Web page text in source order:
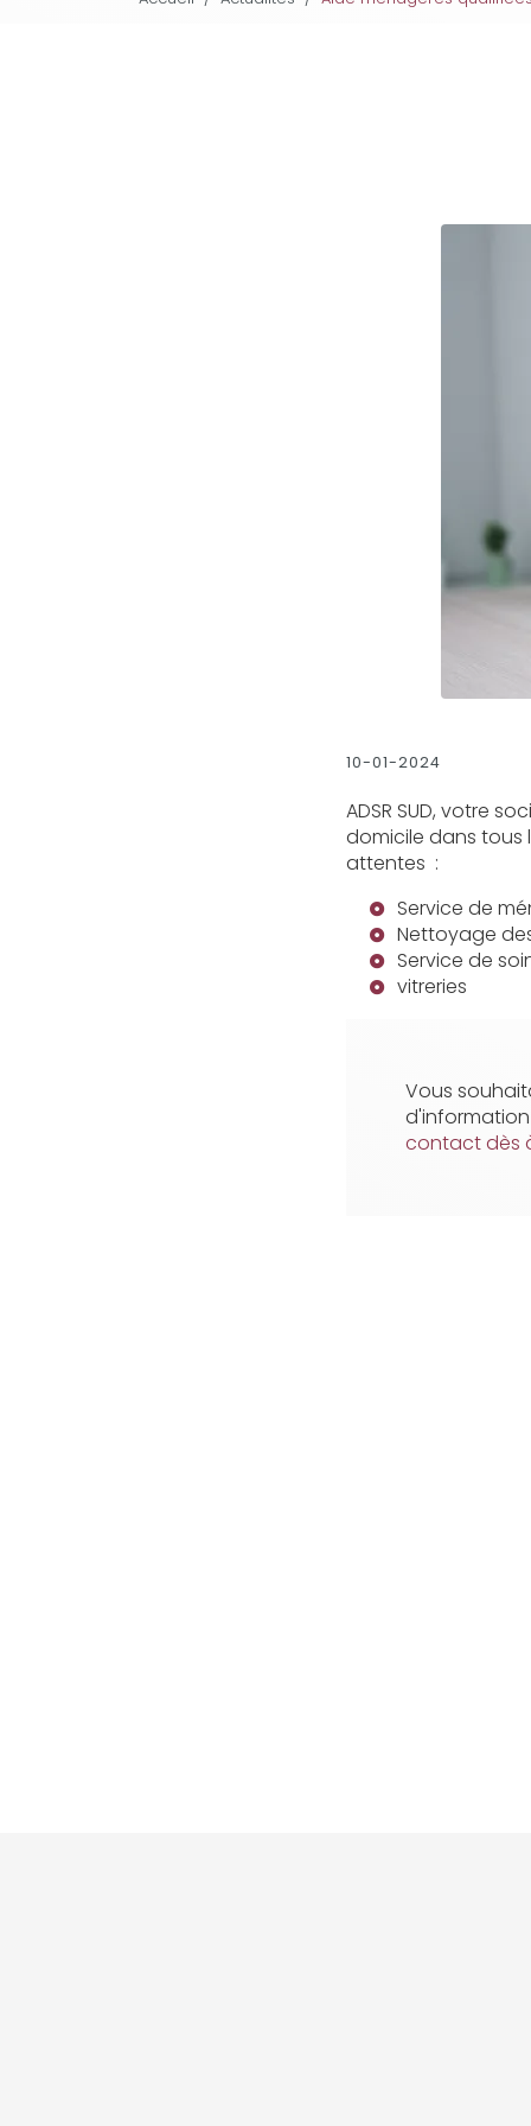
10-01-2024
ADSR SUD, votre
domicile dans tous
attentes :
Service de
Nettoyage
Service de
vitreries
Vous
contact dès